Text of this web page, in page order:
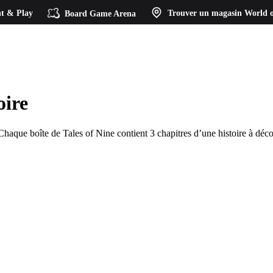
& Play Board Game Arena Trouver un magasin World
boîte de Tales of Nine contient 3 chapitres d’une histoire à